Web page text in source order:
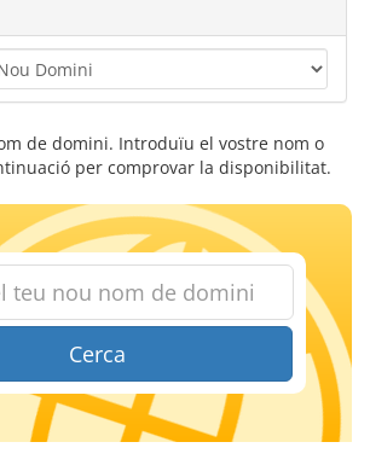
de domini. Introduïu el vostre nom o
per comprovar la disponibilitat.
Cerca